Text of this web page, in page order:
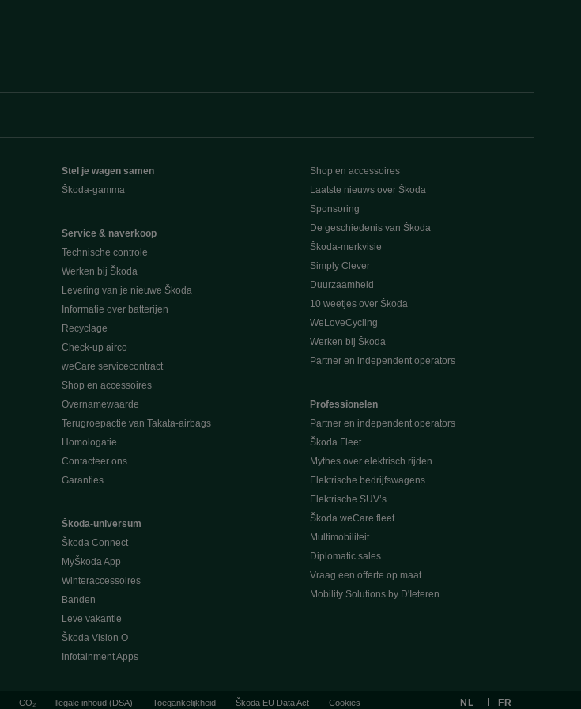
Stel je wagen samen
Škoda-gamma
Service & naverkoop
Technische controle
Werken bij Škoda
Levering van je nieuwe Škoda
Informatie over batterijen
Recyclage
Check-up airco
weCare servicecontract
Shop en accessoires
Overnamewaarde
Terugroepactie van Takata-airbags
Homologatie
Contacteer ons
Garanties
Škoda-universum
Škoda Connect
MyŠkoda App
Winteraccessoires
Banden
Leve vakantie
Škoda Vision O
Infotainment Apps
Shop en accessoires
Laatste nieuws over Škoda
Sponsoring
De geschiedenis van Škoda
Škoda-merkvisie
Simply Clever
Duurzaamheid
10 weetjes over Škoda
WeLoveCycling
Werken bij Škoda
Partner en independent operators
Professionelen
Partner en independent operators
Škoda Fleet
Mythes over elektrisch rijden
Elektrische bedrijfswagens
Elektrische SUV’s
Škoda weCare fleet
Multimobiliteit
Diplomatic sales
Vraag een offerte op maat
Mobility Solutions by D'Ieteren
CO₂ llegale inhoud (DSA) Toegankelijkheid Škoda EU Data Act Cookies NL FR